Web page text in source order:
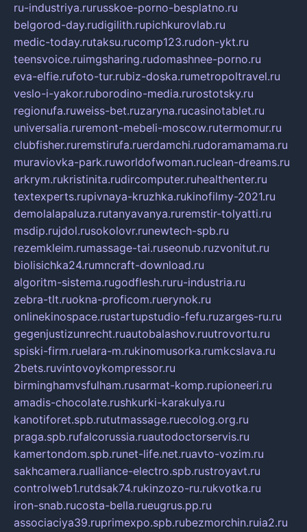
ru-industriya.rurusskoe-porno-besplatno.ru
belgorod-day.rudigilith.rupichkurovlab.ru
medic-today.rutaksu.rucomp123.rudon-ykt.ru
teensvoice.ruimgsharing.rudomashnee-porno.ru
eva-elfie.rufoto-tur.rubiz-doska.rumetropoltravel.ru
veslo-i-yakor.ruborodino-media.rurostotsky.ru
regionufa.ruweiss-bet.ruzaryna.rucasinotablet.ru
universalia.ruremont-mebeli-moscow.rutermomur.ru
clubfisher.ruremstirufa.ruerdamchi.rudoramamama.ru
muraviovka-park.ruworldofwoman.ruclean-dreams.ru
arkrym.rukristinita.rudircomputer.ruhealthenter.ru
textexperts.rupivnaya-kruzhka.rukinofilmy-2021.ru
demolalapaluza.rutanyavanya.ruremstir-tolyatti.ru
msdip.rujdol.rusokolovr.runewtech-spb.ru
rezemkleim.rumassage-tai.ruseonub.ruzvonitut.ru
biolisichka24.rumncraft-download.ru
algoritm-sistema.rugodflesh.ruru-industria.ru
zebra-tlt.ruokna-proficom.ruerynok.ru
onlinekinospace.rustartupstudio-fefu.ruzarges-ru.ru
gegenjustizunrecht.ruautobalashov.ruutrovortu.ru
spiski-firm.ruelara-m.rukinomusorka.rumkcslava.ru
2bets.ruvintovoykompressor.ru
birminghamvsfulham.rusarmat-komp.rupioneeri.ru
amadis-chocolate.rushkurki-karakulya.ru
kanotiforet.spb.rututmassage.ruecolog.org.ru
praga.spb.rufalcorussia.ruautodoctorservis.ru
kamertondom.spb.runet-life.net.ruavto-vozim.ru
sakhcamera.rualliance-electro.spb.rustroyavt.ru
controlweb1.rutdsak74.rukinzozo-ru.rukvotka.ru
iron-snab.rucosta-bella.rueugrus.pp.ru
associaciya39.ruprimexpo.spb.rubezmorchin.ruia2.ru